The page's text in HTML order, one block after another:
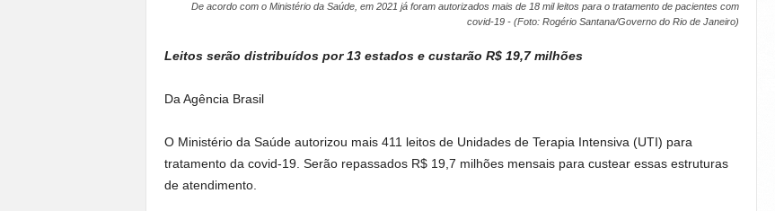
De acordo com o Ministério da Saúde, em 2021 já foram autorizados mais de 18 mil leitos para o tratamento de pacientes com
covid-19 - (Foto: Rogério Santana/Governo do Rio de Janeiro)
Leitos serão distribuídos por 13 estados e custarão R$ 19,7 milhões
Da Agência Brasil
O Ministério da Saúde autorizou mais 411 leitos de Unidades de Terapia Intensiva (UTI) para
tratamento da covid-19. Serão repassados R$ 19,7 milhões mensais para custear essas estruturas
de atendimento.